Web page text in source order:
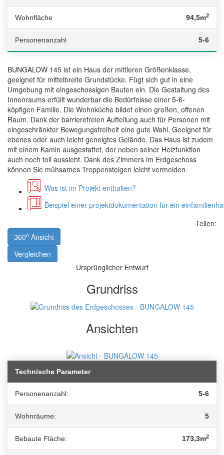
Wohnfläche 94,5m2
Personenanzahl 5-6
BUNGALOW 145 ist ein Haus der mittleren Größenklasse,
geeignet für mittelbreite Grundstücke. Fügt sich gut in eine
Umgebung mit eingeschossigen Bauten ein. Die Gestaltung des
Innenraums erfüllt wunderbar die Bedürfnisse einer 5-6-
köpfigen Familie. Die Wohnküche bildet einen großen, offenen
Raum. Dank der barrierefreien Aufteilung auch für Personen mit
eingeschränkter Bewegungsfreiheit eine gute Wahl. Geeignet für
ebenes oder auch leicht geneigtes Gelände. Das Haus ist zudem
mit einem Kamin ausgestattet, der neben seiner Heizfunktion
auch noch toll aussieht. Dank des Zimmers im Erdgeschoss
können Sie mühsames Treppensteigen leicht vermeiden.
Was ist im Projekt enthalten?
Beispiel einer projektdokumentation für ein
Teilen:
360o Ansicht
Vergleichen
Ursprünglicher Entwurf
Grundriss
Ansichten
Technische Parameter
Personenanzahl: 5-6
Wohnräume: 5
Bebaute Fläche: 173,3m2